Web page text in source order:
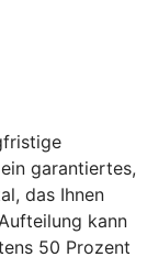
garantiertes,
das Ihnen
kann
50 Prozent